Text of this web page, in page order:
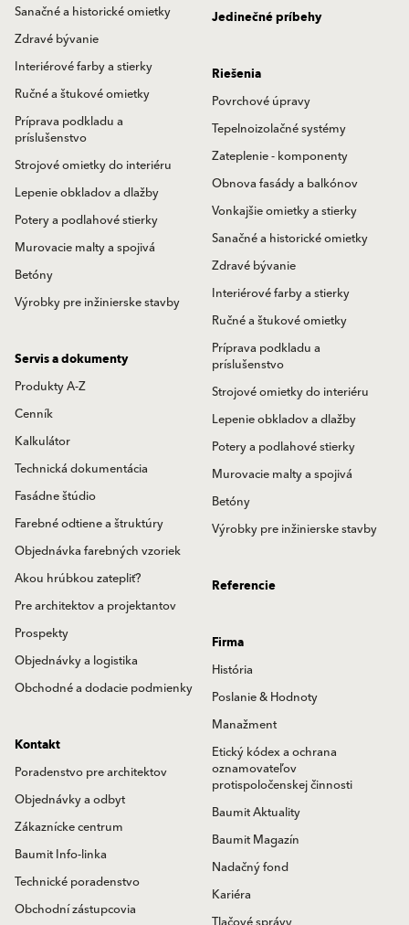
Sanačné a historické omietky
Zdravé bývanie
Interiérové farby a stierky
Ručné a štukové omietky
Príprava podkladu a
príslušenstvo
Strojové omietky do interiéru
Lepenie obkladov a dlažby
Potery a podlahové stierky
Murovacie malty a spojivá
Betóny
Výrobky pre inžinierske stavby
Jedinečné príbehy
Riešenia
Povrchové úpravy
Tepelnoizolačné systémy
Zateplenie - komponenty
Obnova fasády a balkónov
Vonkajšie omietky a stierky
Sanačné a historické omietky
Zdravé bývanie
Interiérové farby a stierky
Ručné a štukové omietky
Príprava podkladu a
príslušenstvo
Strojové omietky do interiéru
Lepenie obkladov a dlažby
Potery a podlahové stierky
Murovacie malty a spojivá
Betóny
Výrobky pre inžinierske stavby
Servis a dokumenty
Produkty A-Z
Cenník
Kalkulátor
Technická dokumentácia
Fasádne štúdio
Farebné odtiene a štruktúry
Objednávka farebných vzoriek
Akou hrúbkou zatepliť?
Pre architektov a projektantov
Prospekty
Objednávky a logistika
Obchodné a dodacie podmienky
Referencie
Firma
História
Poslanie & Hodnoty
Manažment
Etický kódex a ochrana
oznamovateľov
protispoločenskej činnosti
Baumit Aktuality
Baumit Magazín
Nadačný fond
Kariéra
Kontakt
Poradenstvo pre architektov
Objednávky a odbyt
Zákaznícke centrum
Baumit Info-linka
Technické poradenstvo
Obchodní zástupcovia